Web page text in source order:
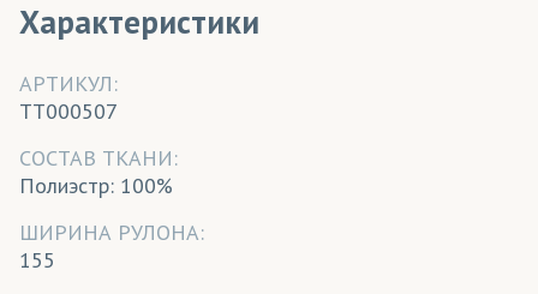
Характеристики
АРТИКУЛ:
TT000507
CОСТАВ ТКАНИ:
Полиэстр: 100%
ШИРИНА РУЛОНА:
155